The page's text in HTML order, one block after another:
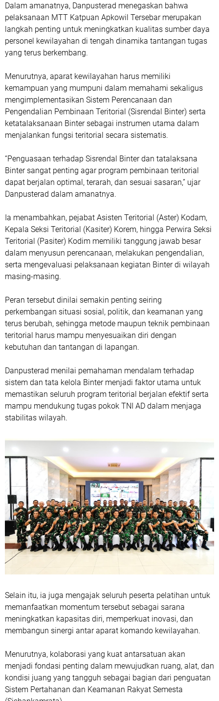
Dalam amanatnya, Danpusterad menegaskan bahwa
pelaksanaan MTT Katpuan Apkowil Tersebar merupakan
langkah penting untuk meningkatkan kualitas sumber daya
personel kewilayahan di tengah dinamika tantangan tugas
yang terus berkembang.
Menurutnya, aparat kewilayahan harus memiliki
kemampuan yang mumpuni dalam memahami sekaligus
mengimplementasikan Sistem Perencanaan dan
Pengendalian Pembinaan Teritorial (Sisrendal Binter) serta
ketatalaksanaan Binter sebagai instrumen utama dalam
menjalankan fungsi teritorial secara sistematis.
“Penguasaan terhadap Sisrendal Binter dan tatalaksana
Binter sangat penting agar program pembinaan teritorial
dapat berjalan optimal, terarah, dan sesuai sasaran,” ujar
Danpusterad dalam amanatnya.
Ia menambahkan, pejabat Asisten Teritorial (Aster) Kodam,
Kepala Seksi Teritorial (Kasiter) Korem, hingga Perwira Seksi
Teritorial (Pasiter) Kodim memiliki tanggung jawab besar
dalam menyusun perencanaan, melakukan pengendalian,
serta mengevaluasi pelaksanaan kegiatan Binter di wilayah
masing-masing.
Peran tersebut dinilai semakin penting seiring
perkembangan situasi sosial, politik, dan keamanan yang
terus berubah, sehingga metode maupun teknik pembinaan
teritorial harus mampu menyesuaikan diri dengan
kebutuhan dan tantangan di lapangan.
‎Danpusterad menilai pemahaman mendalam terhadap
sistem dan tata kelola Binter menjadi faktor utama untuk
memastikan seluruh program teritorial berjalan efektif serta
mampu mendukung tugas pokok TNI AD dalam menjaga
stabilitas wilayah.
Selain itu, ia juga mengajak seluruh peserta pelatihan untuk
memanfaatkan momentum tersebut sebagai sarana
meningkatkan kapasitas diri, memperkuat inovasi, dan
membangun sinergi antar aparat komando kewilayahan.
Menurutnya, kolaborasi yang kuat antarsatuan akan
menjadi fondasi penting dalam mewujudkan ruang, alat, dan
kondisi juang yang tangguh sebagai bagian dari penguatan
Sistem Pertahanan dan Keamanan Rakyat Semesta